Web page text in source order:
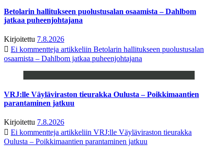
Betolarin hallitukseen puolustusalan osaamista – Dahlbom
jatkaa puheenjohtajana
Kirjoitettu 7.8.2026
Ei kommentteja artikkeliin Betolarin hallitukseen puolustusalan
osaamista – Dahlbom jatkaa puheenjohtajana
VRJ:lle Väyläviraston tieurakka Oulusta – Poikkimaantien
parantaminen jatkuu
Kirjoitettu 7.8.2026
Ei kommentteja artikkeliin VRJ:lle Väyläviraston tieurakka
Oulusta – Poikkimaantien parantaminen jatkuu